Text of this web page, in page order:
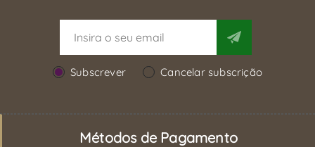
Subscrever Cancelar subscrição
Métodos de Pagamento